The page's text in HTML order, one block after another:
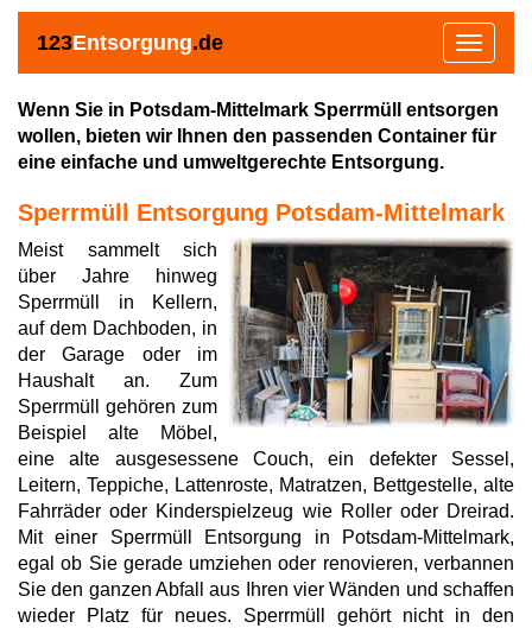
123Entsorgung.de
Toggle
Wenn Sie in Potsdam-Mittelmark Sperrmüll entsorgen
wollen, bieten wir Ihnen den passenden Container für
eine einfache und umweltgerechte Entsorgung.
Sperrmüll Entsorgung Potsdam-Mittelmark
Meist sammelt sich
über Jahre hinweg
Sperrmüll in Kellern,
auf dem Dachboden, in
der Garage oder im
Haushalt an. Zum
Sperrmüll gehören zum
Beispiel alte Möbel,
eine alte ausgesessene Couch, ein defekter Sessel,
Leitern, Teppiche, Lattenroste, Matratzen, Bettgestelle, alte
Fahrräder oder Kinderspielzeug wie Roller oder Dreirad.
Mit einer Sperrmüll Entsorgung in Potsdam-Mittelmark,
egal ob Sie gerade umziehen oder renovieren, verbannen
Sie den ganzen Abfall aus Ihren vier Wänden und schaffen
wieder Platz für neues. Sperrmüll gehört nicht in den